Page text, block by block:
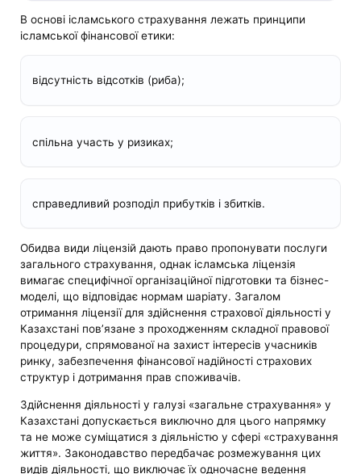
В основі ісламського страхування лежать принципи
ісламської фінансової етики:
відсутність відсотків (риба);
спільна участь у ризиках;
справедливий розподіл прибутків і збитків.
Обидва види ліцензій дають право пропонувати послуги
загального страхування, однак ісламська ліцензія
вимагає специфічної організаційної підготовки та бізнес-
моделі, що відповідає нормам шаріату. Загалом
отримання ліцензії для здійснення страхової діяльності у
Казахстані пов’язане з проходженням складної правової
процедури, спрямованої на захист інтересів учасників
ринку, забезпечення фінансової надійності страхових
структур і дотримання прав споживачів.
Здійснення діяльності у галузі «загальне страхування» у
Казахстані допускається виключно для цього напрямку
та не може суміщатися з діяльністю у сфері «страхування
життя». Законодавство передбачає розмежування цих
видів діяльності, що виключає їх одночасне ведення